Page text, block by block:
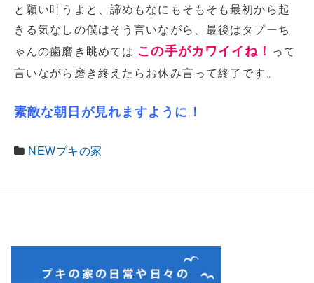
と願い叶うよと、諦めもなにもそもそも最初から起
きる気なしの僕はそう言いながら、最後はタプーち
ゃんの歯磨き眺めては この手がカワイイね！
って
言いながら磨き終えたらお休み言って終了です。
素敵な朝日が見れますように！
NEWプキの家